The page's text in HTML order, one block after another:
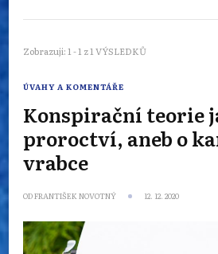
Zobrazuji: 1 - 1 z 1 VÝSLEDKŮ
ÚVAHY A KOMENTÁŘE
Konspirační teorie
proroctví, aneb o
vrabce
ODFRANTIŠEK NOVOTNÝ 12. 12. 2020